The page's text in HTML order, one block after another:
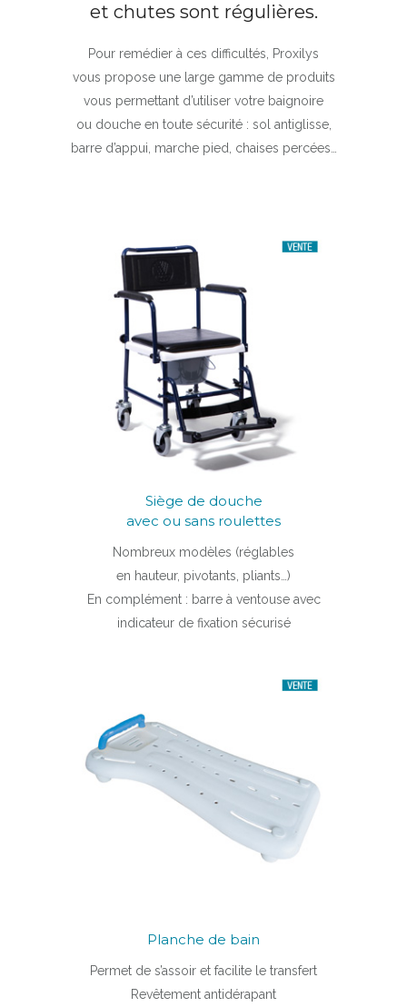
et chutes sont régulières.
Pour remédier à ces difficultés, Proxilys
vous propose une large gamme de produits
vous permettant d’utiliser votre baignoire
ou douche en toute sécurité : sol antiglisse,
barre d’appui, marche pied, chaises percées…
Siège de douche
avec ou sans roulettes
Nombreux modèles (réglables
en hauteur, pivotants, pliants…)
En complément : barre à ventouse avec
indicateur de fixation sécurisé
Planche de bain
Permet de s’assoir et facilite le transfert
Revêtement antidérapant